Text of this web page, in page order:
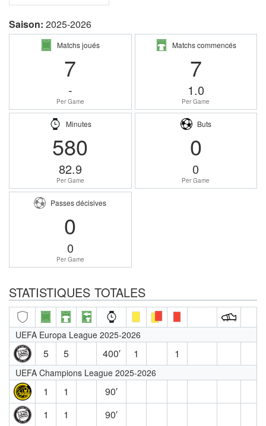
Saison: 2025-2026
Matchs joués
7
-
Per Game
Matchs commencés
7
1.0
Per Game
Minutes
580
82.9
Per Game
Buts
0
0
Per Game
Passes décisives
0
0
Per Game
STATISTIQUES TOTALES
UEFA Europa League 2025-2026
5 5 400′ 1 1
UEFA Champions League 2025-2026
1 1
90′
1
1
90′